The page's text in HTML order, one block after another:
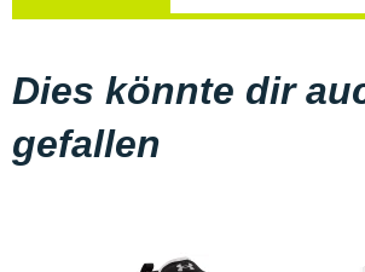
Dies könnte dir
gefallen